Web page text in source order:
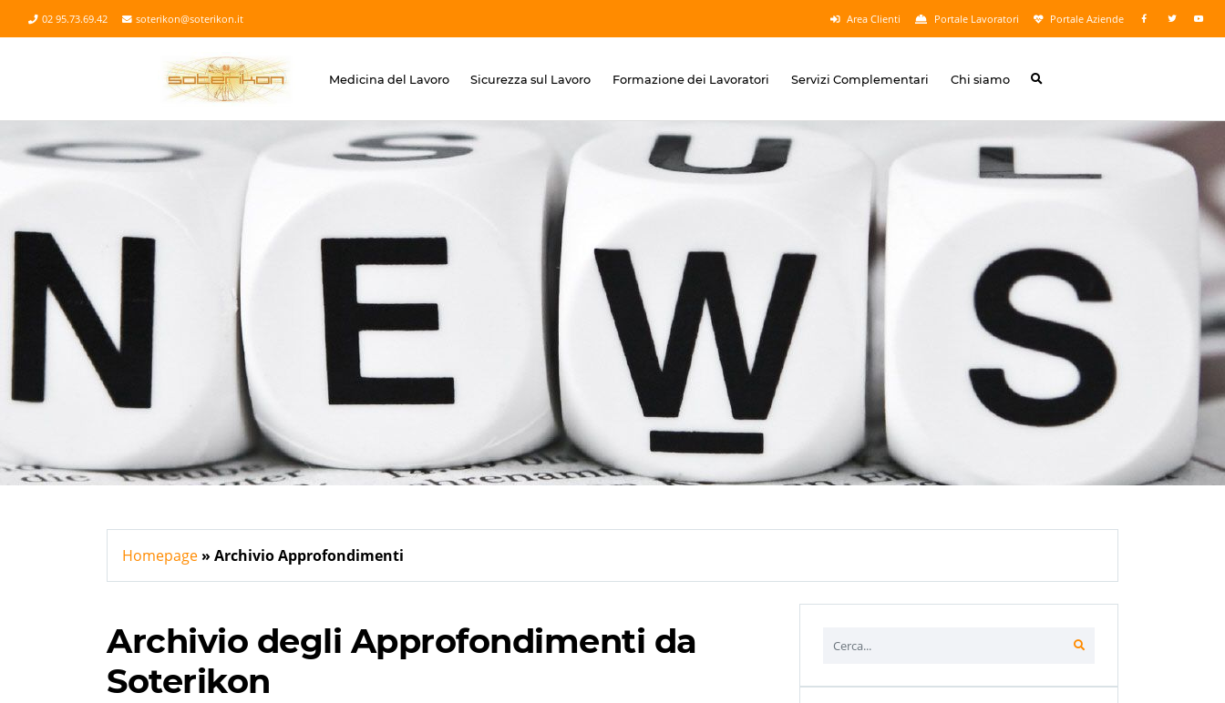
02 95.73.69.42 soterikon@soterikon.it Area Clienti Portale Lavoratori Portale Aziende
Medicina del Lavoro Sicurezza sul Lavoro Formazione dei Lavoratori Servizi Complementari Chi siamo
Homepage Archivio Approfondimenti
Archivio degli Approfondimenti da
Soterikon